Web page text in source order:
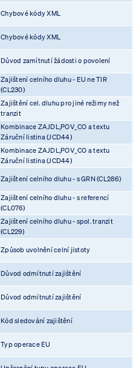
Chybové kódy XML
Chybové kódy XML
Důvod zamítnutí žádosti o povolení
Zajištení celního dluhu - EU ne TIR
(CL230)
Zajištění cel. dluhu pro jiné režimy než
tranzit
Kombinace ZAJDL,POV_CO a textu
Záruční listina (JCD44)
Kombinace ZAJDL,POV_CO a textu
Záruční listina (JCD44)
Zajištení celního dluhu - s GRN (CL286)
Zajištení celního dluhu - s referencí
(CL076)
Zajištení celního dluhu - spol. tranzit
(CL229)
Způsob uvolnění celní jistoty
Důvod odmítnutí zajištění
Důvod odmítnutí zajištění
Kód sledování zajištění
Typ operace EU